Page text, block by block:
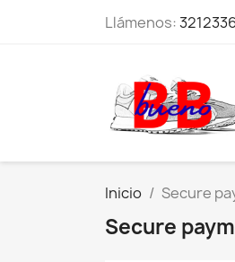
Llámenos:
Inicio Secure
Secure